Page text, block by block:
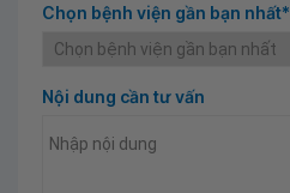
Chọn bệnh viện gần bạn nhất*
Nội dung cần tư vấn